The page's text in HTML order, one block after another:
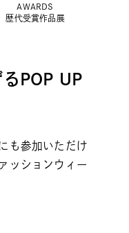
AWARDS
歴代受賞作品展
POP UP
も参加いただけ
ッションウィー